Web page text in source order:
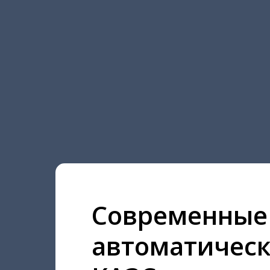
Современные